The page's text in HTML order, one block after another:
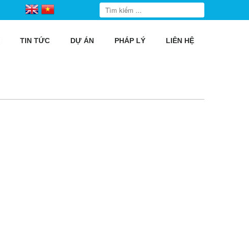
TIN TỨC DỰ ÁN PHÁP LÝ LIÊN HỆ